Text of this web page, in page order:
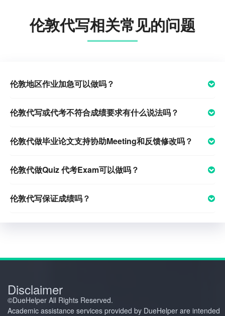
伦敦代写相关常见的问题
伦敦地区作业加急可以做吗？
伦敦代写或代考不符合成绩要求有什么说法吗？
伦敦代做毕业论文支持协助Meeting和反馈修改吗？
伦敦代做Quiz 代考Exam可以做吗？
伦敦代写保证成绩吗？
Disclaimer
©️DueHelper All Rights Reserved.
Academic assistance services provided by DueHelper are intended